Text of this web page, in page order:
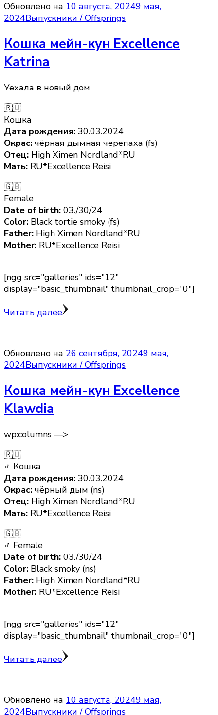
Обновлено на 10 августа, 20249 мая,
2024Выпускники / Offsprings
Кошка мейн-кун Excellence
Katrina
Уехала в новый дом
🇷🇺
Кошка
Дата рождения: 30.03.2024
Окрас: чёрная дымная черепаха (fs)
Отец: High Ximen Nordland*RU
Мать: RU*Excellence Reisi
🇬🇧
Female
Date of birth: 03./30/24
Color: Black tortie smoky (fs)
Father: High Ximen Nordland*RU
Mother: RU*Excellence Reisi
[ngg src="galleries" ids="12"
display="basic_thumbnail" thumbnail_crop="0"]
Читать далее
Обновлено на 26 сентября, 20249 мая,
2024Выпускники / Offsprings
Кошка мейн-кун Excellence
Klawdia
wp:columns —>
🇷🇺
♂ Кошка
Дата рождения: 30.03.2024
Окрас: чёрный дым (ns)
Отец: High Ximen Nordland*RU
Мать: RU*Excellence Reisi
🇬🇧
♂ Female
Date of birth: 03./30/24
Color: Black smoky (ns)
Father: High Ximen Nordland*RU
Mother: RU*Excellence Reisi
[ngg src="galleries" ids="12"
display="basic_thumbnail" thumbnail_crop="0"]
Читать далее
Обновлено на 10 августа, 20249 мая,
2024Выпускники / Offsprings